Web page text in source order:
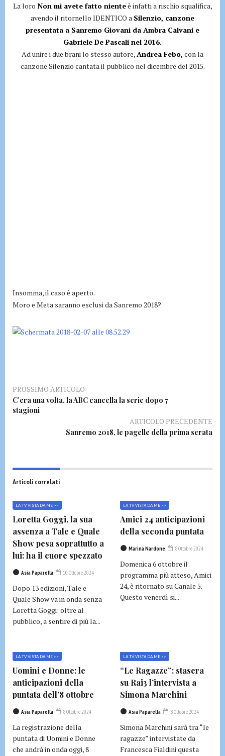
La loro Non mi avete fatto nienteè infatti a rischio squalifica,
avendo il ritornello IDENTICO a Silenzio, canzone
presentata a Sanremo Giovani da Ambra Calvani e
Gabriele De Pascali nel 2016.
Ad unire i due brani lo stesso autore,Andrea Febo, con la
canzone Silenzio cantata il pubblico nel dicembre del 2015.
Insomma, il caso è aperto.
Moro e Meta saranno esclusi da Sanremo 2018?
PROSSIMO ARTICOLO
C’era una volta, la ABC cancella la serie dopo 7
stagioni
ARTICOLO PRECEDENTE
Sanremo 2018, le pagelle della prima serata
Articoli correlati
LA TV VISTA DA ME >>
Loretta Goggi, la sua
assenza a Tale e Quale
Show pesa soprattutto a
lui: ha il cuore spezzato
Asia Paparella 10 Ottobre 2024
Dopo 13 edizioni, Tale e
Quale Show va in onda senza
Loretta Goggi: oltre al
pubblico, a sentire di più la...
LA TV VISTA DA ME >>
Amici 24 anticipazioni
della seconda puntata
Marina Nardone 8 Ottobre 2024
Domenica 6 ottobre il
programma più atteso, Amici
24, è ritornato su Canale 5.
Questo venerdì si...
LA TV VISTA DA ME >>
Uomini e Donne: le
anticipazioni della
puntata dell’8 ottobre
Asia Paparella 8 Ottobre 2024
La registrazione della
puntata di Uomini e Donne
che andrà in onda oggi, 8
LA TV VISTA DA ME >>
“Le Ragazze”: stasera
su Rai3 l’intervista a
Simona Marchini
Asia Paparella 8 Ottobre 2024
Simona Marchini sarà tra “le
ragazze” intervistate da
Francesca Fialdini questa